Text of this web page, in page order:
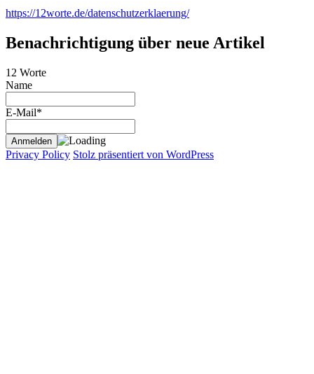
https://12worte.de/datenschutzerklaerung/
Benachrichtigung über neue Artikel
12 Worte
Name
E-Mail*
Privacy Policy Stolz präsentiert von WordPress